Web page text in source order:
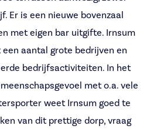
Er is een nieuwe bovenzaal
met eigen bar uitgifte. Irnsum
aantal grote bedrijven en
bedrijfsactiviteiten. In het
met o.a. vele
weet Irnsum goed te
van dit prettige dorp, vraag